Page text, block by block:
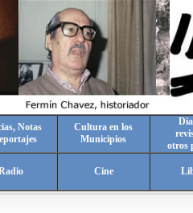
Notas
Cultura en los
Municipios
otros
Cine